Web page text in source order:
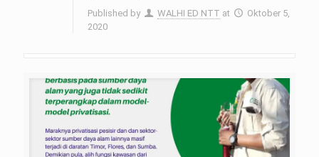
Published by WALHI ED NTT at
Oktober 5,
2020